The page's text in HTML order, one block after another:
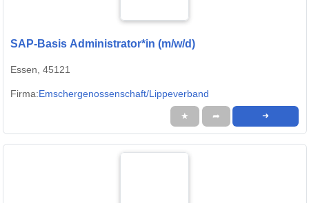
SAP-Basis Administrator*in (m/w/d)
Essen, 45121
Firma:Emschergenossenschaft/Lippeverband
★ ➦ ➜